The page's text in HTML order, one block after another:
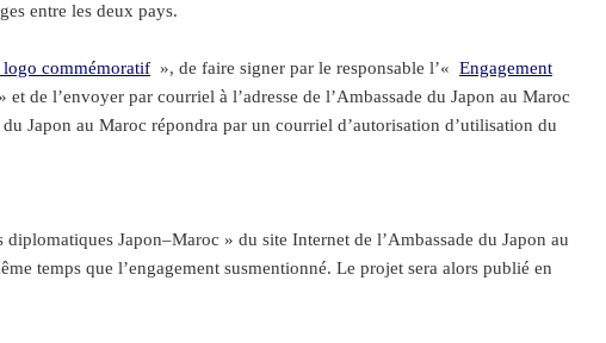
entre les deux pays.
commémoratif », de faire signer par le responsable l’« Engagement
et de l’envoyer par courriel à l’adresse de l’Ambassade du Japon au Maroc
Japon au Maroc répondra par un courriel d’autorisation d’utilisation du
Japon–Maroc » du site Internet de l’Ambassade du Japon au
temps que l’engagement susmentionné. Le projet sera alors publié en